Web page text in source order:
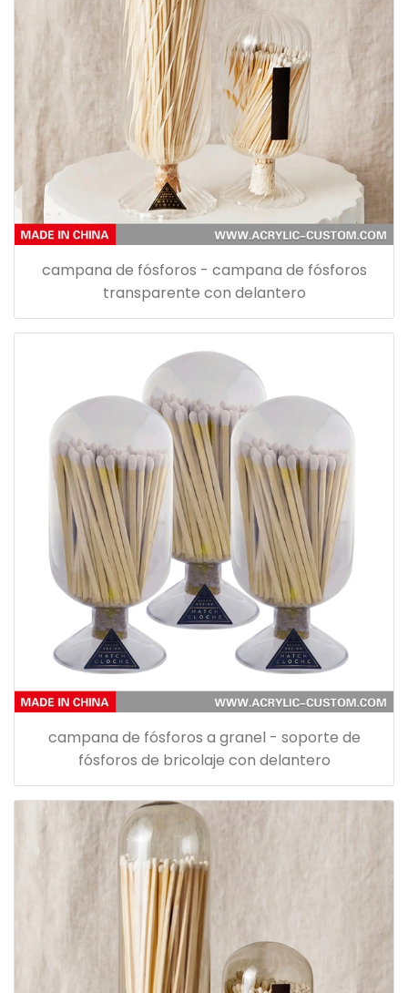
campana de fósforos - campana de fósforos
transparente con delantero
campana de fósforos a granel - soporte de
fósforos de bricolaje con delantero